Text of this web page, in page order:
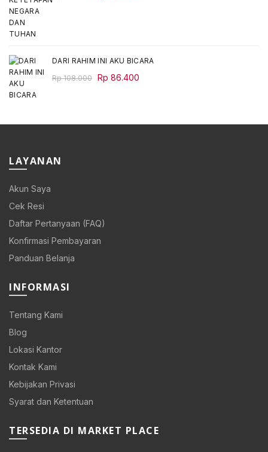
DARI RAHIM INI AKU BICARA
Rp108.000 Original
Rp 86.400
LAYANAN
Akun Saya
Cek Resi
Daftar Pertanyaan (FAQ)
Konfirmasi Pembayaran
Panduan Belanja
INFORMASI
Tentang Kami
Blog
Lokasi Kantor
Kontak Kami
Kebijakan Privasi
Syarat dan Ketentuan
TERSEDIA DI MARKET PLACE